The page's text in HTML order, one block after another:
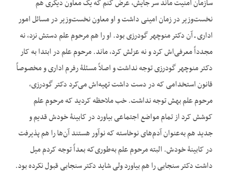
سازمان امنیت ماند سر جایش، عرض کنم که یک معاون دیگری هم
نخست‌وزیر در زمان امینی داشت و او معاون نخست‌وزیر در مسائل امور
اداری ـ آن دکتر منوچهر گودرزی بود. او را هم مرحوم علم دستش نزد، نه
مجدداً معرفی‌اش کرد و نه عزلش کرد، ماند. مرحوم علم در ابتدا به کار
دکتر منوچهر گودرزی توجه نداشت و اصلاً مسئلۀ رفرم اداری و مخصوصاً
قانون استخدامی که در دست داشت تهیه‌اش می‌کرد دکتر گودرزی،
مرحوم علم بهش توجه نداشت. خب ملاحظه کردید که مرحوم علم
کوشش کرد از تمام مواضع اجتماعی بیاورد در کابینۀ خودش قدیم و
جدید هم به‌عنوان آدم‌های نوخاسته که نوآور هستند آن‌ها را هم پذیرفت
در کابینۀ خودش. البته مرحوم علم به‌طوری‌که بعداً توجه کردم میل
داشت دکتر سنجابی را هم بیاورد ولی شاید دکتر سنجابی قبول نکرده بود.